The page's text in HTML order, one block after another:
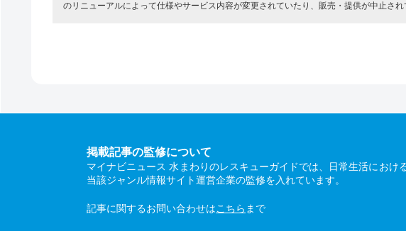
のリニューアルによって仕様やサービス内容が変更されていたり、販売・提供が中止され
掲載記事の監修について
マイナビニュース 水まわりのレスキューガイドでは、日常生活にお
当該ジャンル情報サイト運営企業の監修を入れています。
記事に関するお問い合わせはこちら まで